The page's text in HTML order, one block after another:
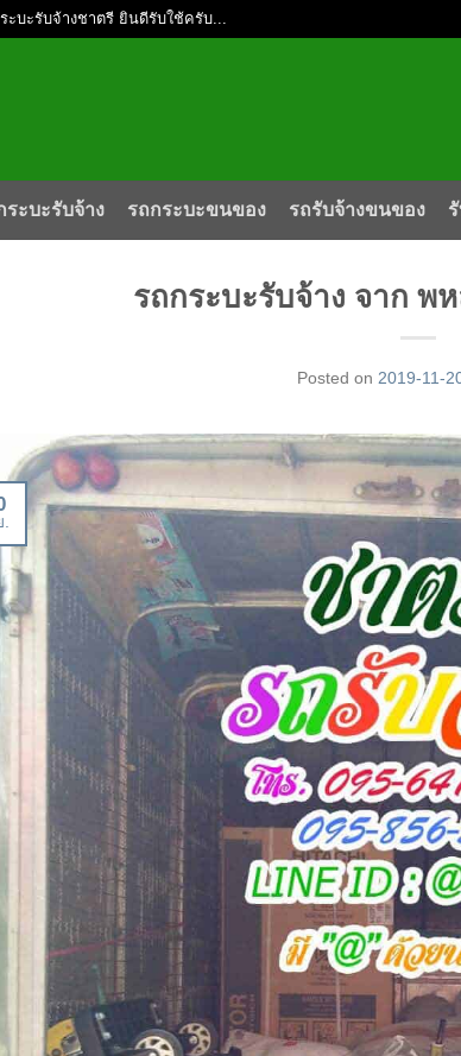
ะบะรับจ้างชาตรี ยินดีรับใช้ครับ...
ระบะรับจ้าง รถกระบะขนของ รถรับจ้างขนของ
รถกระบะรับจ้าง จาก พ
Posted on 2019-11-
.